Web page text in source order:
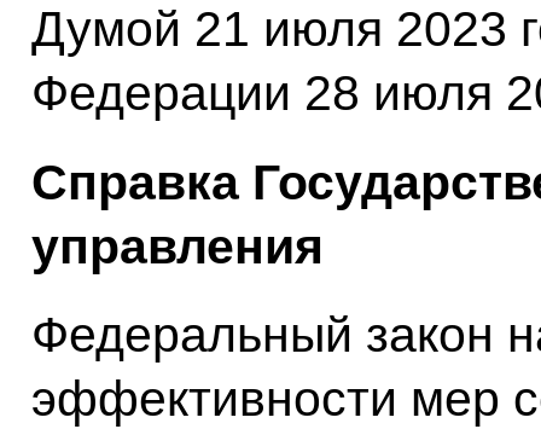
Думой 21 июля 2023
Федерации 28 июля
Справка
управления
Федеральный закон
эффективности мер